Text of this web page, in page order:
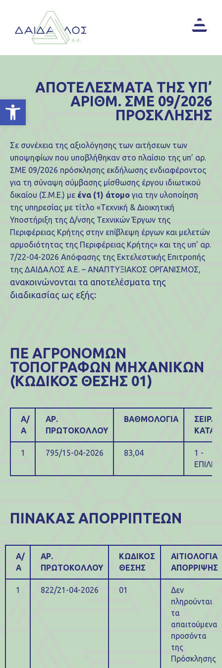
Ανοίξτε τη γραμμή εργαλείων
Σε συνέχεια της αξιολόγησης των αιτήσεων των
υποψηφίων που υποβλήθηκαν στο πλαίσιο της υπ’ αρ.
ΣΜΕ 09/2026 πρόσκλησης εκδήλωσης ενδιαφέροντος
για τη σύναψη σύμβασης μίσθωσης έργου ιδιωτικού
δικαίου (Σ.Μ.Ε.) με ένα (1) άτομο για την υλοποίηση
της υπηρεσίας με τίτλο «Τεχνική & Διοικητική
Υποστήριξη της Δ/νσης Τεχνικών Έργων της
Περιφέρειας Κρήτης στην επίβλεψη έργων και μελετών
αρμοδιότητας της Περιφέρειας Κρήτης» και της υπ’ αρ.
7/22-04-2026 Απόφασης της Εκτελεστικής Επιτροπής
της ΔΑΙΔΑΛΟΣ Α.Ε. – ΑΝΑΠΤΥΞΙΑΚΟΣ ΟΡΓΑΝΙΣΜΟΣ,
ανακοινώνονται τα αποτελέσματα της
διαδικασίας ως εξής:
ΑΠΟΤΕΛΕΣΜΑΤΑ ΤΗΣ ΥΠ’
ΑΡΙΘΜ. ΣΜΕ 09/2026
ΠΡΟΣΚΛΗΣΗΣ
ΠΕ ΑΓΡΟΝΟΜΩΝ
ΤΟΠΟΓΡΑΦΩΝ ΜΗΧΑΝΙΚΩΝ
(ΚΩΔΙΚΟΣ ΘΕΣΗΣ 01)
Α/
Α
ΑΡ.
ΠΡΩΤΟΚΟΛΛΟΥ
ΒΑΘΜΟΛΟΓΙΑ
ΣΕΙΡΑ
1 795/15-04-2026 83,04
1 -
ΠΙΝΑΚΑΣ ΑΠΟΡΡΙΠΤΕΩΝ
Α/
Α
ΑΡ.
ΠΡΩΤΟΚΟΛΛΟΥ
ΚΩΔΙΚΟΣ
ΘΕΣΗΣ
ΑΙΤΙΟΛΟΓΙΑ
ΑΠΟΡΡΙΨΗΣ
1 822/21-04-2026 01
Δεν
πληρούνται
τα
απαιτούμενα
προσόντα
της
Πρόσκλησης